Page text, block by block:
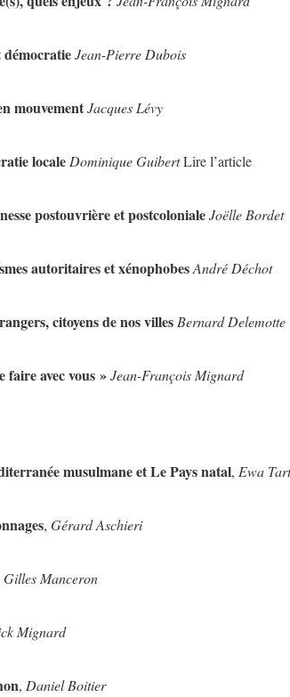
Jean-Pierre Dubois
mouvementJacques Lévy
locale Dominique GuibertLire l’article
postouvrière et postcolonialeJoëlle Bordet
autoritaires et xénophobesAndré Déchot
citoyens de nos villes Bernard Delemotte
avec vous »Jean-François Mignard
musulmane et Le Pays natal, Ewa
, Gérard Aschieri
Gilles Manceron
Mignard
, Daniel Boitier